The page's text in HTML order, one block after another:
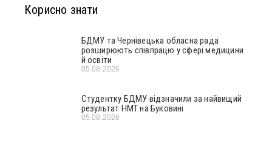
Корисно знати
БДМУ та Чернівецька обласна рада
розширюють співпрацю у сфері медицини
й освіти
05.08.2026
Студентку БДМУ відзначили за найвищий
результат НМТ на Буковині
05.08.2026